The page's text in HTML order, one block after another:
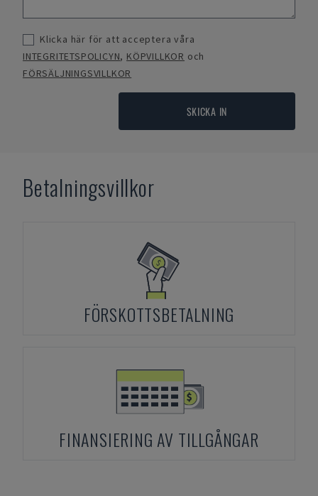
Klicka här för att acceptera våra
INTEGRITETSPOLICYN, KÖPVILLKOR och
FÖRSÄLJNINGSVILLKOR
SKICKA IN
Betalningsvillkor
FÖRSKOTTSBETALNING
FINANSIERING AV TILLGÅNGAR